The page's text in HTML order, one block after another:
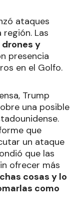
ataques
Las
drones y
presencia
en el Golfo.
Trump
una posible
que
un ataque
que las
ofrecer más
cosas y lo
como